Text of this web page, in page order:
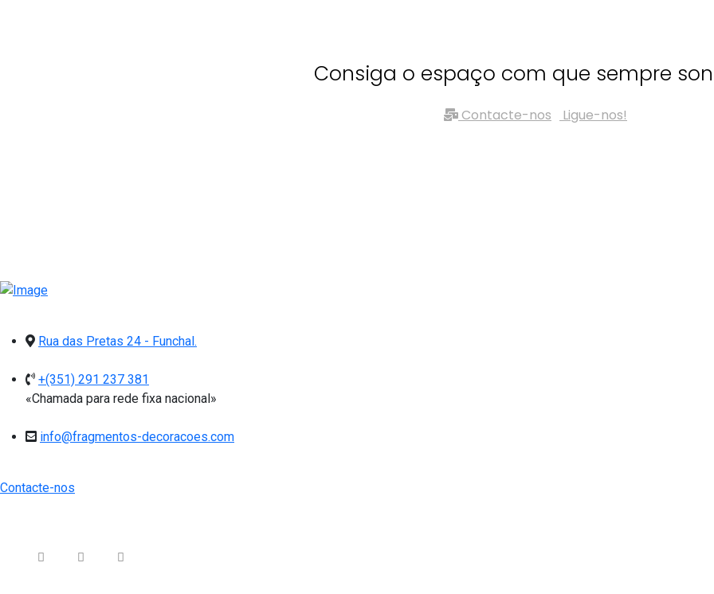
Consiga o espaço com que sempre
Contacte-nos Ligue-nos!
Rua das Pretas 24 - Funchal.
+(351) 291 237 381
«Chamada para rede fixa nacional»
info@fragmentos-decoracoes.com
Contacte-nos